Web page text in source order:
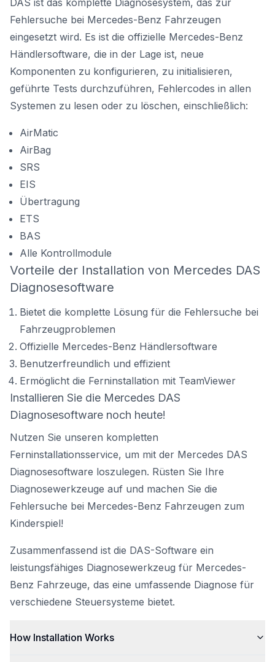
DAS ist das komplette Diagnosesystem, das zur
Fehlersuche bei Mercedes-Benz Fahrzeugen
eingesetzt wird. Es ist die offizielle Mercedes-Benz
Händlersoftware, die in der Lage ist, neue
Komponenten zu konfigurieren, zu initialisieren,
geführte Tests durchzuführen, Fehlercodes in allen
Systemen zu lesen oder zu löschen, einschließlich:
AirMatic
AirBag
SRS
EIS
Übertragung
ETS
BAS
Alle Kontrollmodule
Vorteile der Installation von Mercedes DAS
Diagnosesoftware
Bietet die komplette Lösung für die Fehlersuche bei
Fahrzeugproblemen
Offizielle Mercedes-Benz Händlersoftware
Benutzerfreundlich und effizient
Ermöglicht die Ferninstallation mit TeamViewer
Installieren Sie die Mercedes DAS
Diagnosesoftware noch heute!
Nutzen Sie unseren kompletten
Ferninstallationsservice, um mit der Mercedes DAS
Diagnosesoftware loszulegen. Rüsten Sie Ihre
Diagnosewerkzeuge auf und machen Sie die
Fehlersuche bei Mercedes-Benz Fahrzeugen zum
Kinderspiel!
Zusammenfassend ist die DAS-Software ein
leistungsfähiges Diagnosewerkzeug für Mercedes-
Benz Fahrzeuge, das eine umfassende Diagnose für
verschiedene Steuersysteme bietet.
How Installation Works